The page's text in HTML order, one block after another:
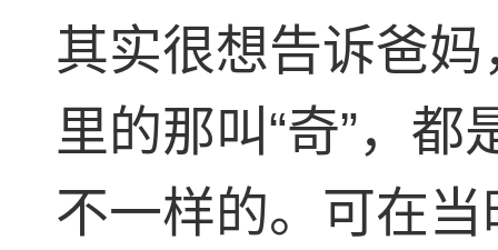
其实很想告诉爸
里的那叫“奇”，
不一样的。可在